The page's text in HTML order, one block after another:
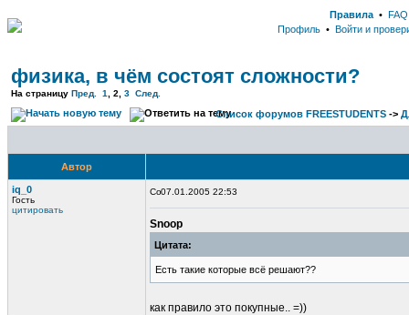
Правила • FAQ
Профиль • Войти и
физика, в чём состоят сложности?
На страницу Пред. 1 2 3 След.
Список форумов FREESTUDENTS ->
Автор
iq_0
Гость
цитировать
07.01.2005 22:53
Snoop
Цитата:
Есть такие которые всё решают??
как правило это покупные.. =))